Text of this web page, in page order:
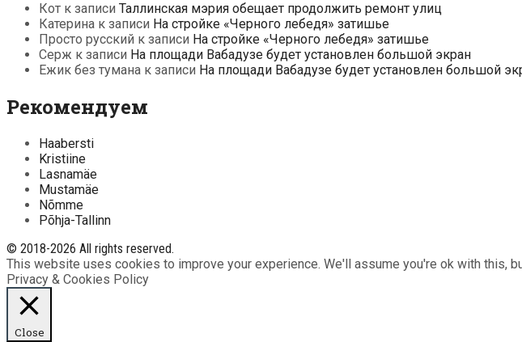
Кот к записи Таллинская мэрия обещает продолжить ремонт улиц
Катерина к записи На стройке «Черного лебедя» затишье
Просто русский к записи На стройке «Черного лебедя» затишье
Серж к записи На площади Вабадузе будет установлен большой экран
Ежик без тумана к записи На площади Вабадузе будет установлен большой
Рекомендуем
Haabersti
Kristiine
Lasnamäe
Mustamäe
Nõmme
Põhja-Tallinn
© 2018-2026 All rights reserved.
This website uses cookies to improve your experience. We'll assume you're ok with this,
Privacy & Cookies Policy
Close